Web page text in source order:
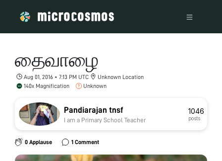
தைவாழை
Aug 01, 2016 • 7:13 PM UTC
Unknown Location
140x Magnification
Unknown
Pandiarajan tnsf
I am a Primary School Teacher
1046
posts
0 Applause 1 Comment